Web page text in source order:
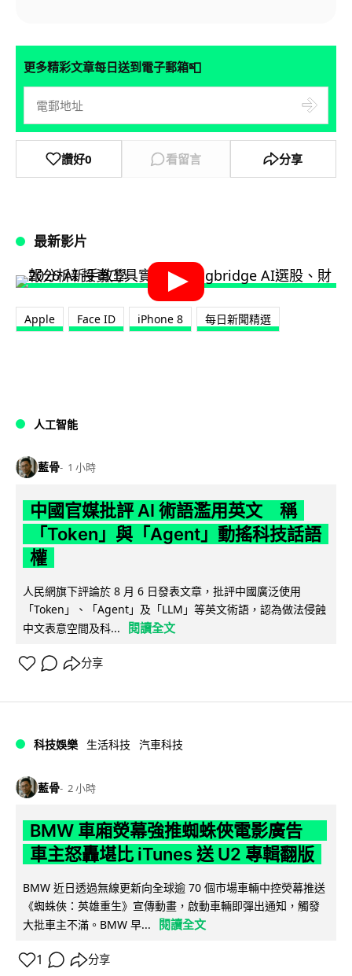
更多精彩文章每日送到電子郵箱📮
讚好0 看留言 分享
最新影片
Apple Face ID iPhone 8 每日新聞精選
人工智能
藍骨 1 小時
中國官媒批評 AI 術語濫用英文 稱
「Token」與「Agent」動搖科技話語
權
人民網旗下評論於 8 月 6 日發表文章，批評中國廣泛使用
「Token」、「Agent」及「LLM」等英文術語，認為做法侵蝕
中文表意空間及科...
閱讀全文
分享
科技娛樂 生活科技 汽車科技
藍骨 2 小時
BMW 車廂熒幕強推蜘蛛俠電影廣告
車主怒轟堪比 iTunes 送 U2 專輯翻版
BMW 近日透過無線更新向全球逾 70 個市場車輛中控熒幕推送
《蜘蛛俠：英雄重生》宣傳動畫，啟動車輛即彈出通知，觸發
大批車主不滿。BMW 早...
閱讀全文
1 分享